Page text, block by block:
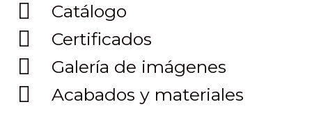
Catálogo
Certificados
Galería de imágenes
Acabados y materiales